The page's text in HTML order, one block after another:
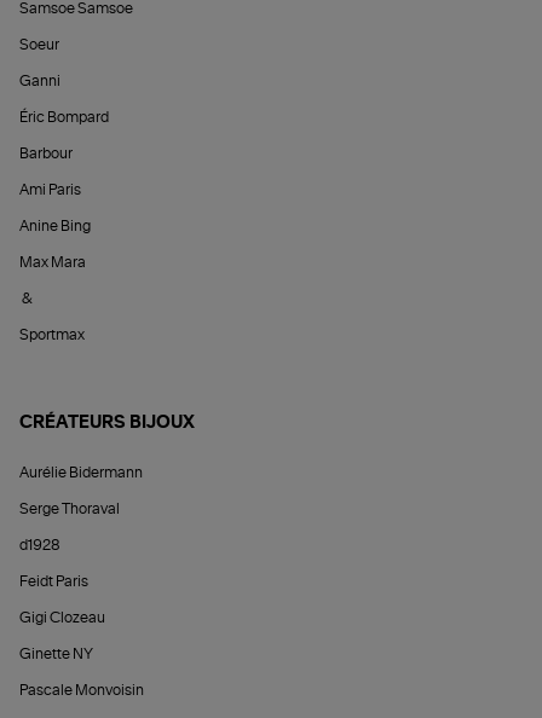
Samsoe Samsoe
Soeur
Ganni
Éric Bompard
Barbour
Ami Paris
Anine Bing
Max Mara
&
Sportmax
CRÉATEURS BIJOUX
Aurélie Bidermann
Serge Thoraval
d1928
Feidt Paris
Gigi Clozeau
Ginette NY
Pascale Monvoisin